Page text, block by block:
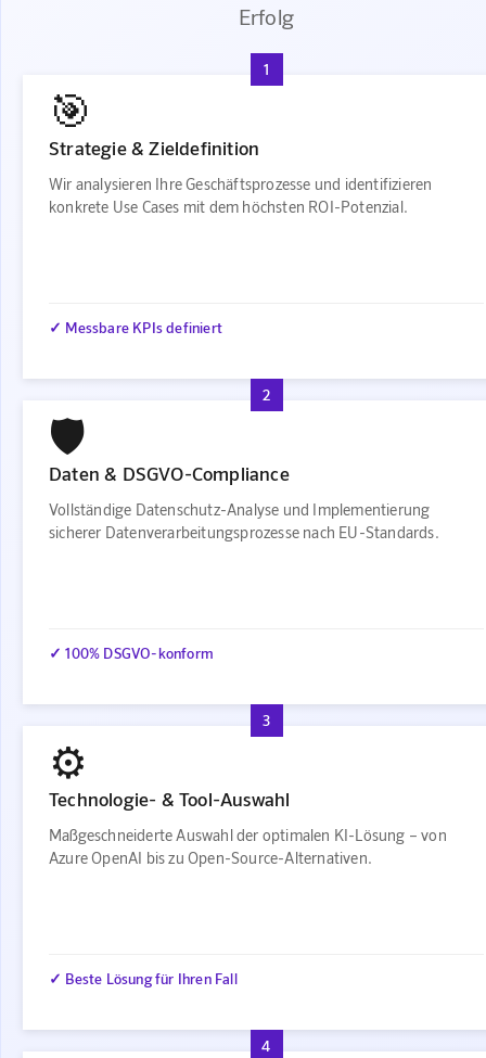
Erfolg
1
🎯
Strategie & Zieldefinition
Wir analysieren Ihre Geschäftsprozesse und identifizieren
konkrete Use Cases mit dem höchsten ROI-Potenzial.
✓ Messbare KPIs definiert
2
🛡️
Daten & DSGVO-Compliance
Vollständige Datenschutz-Analyse und Implementierung
sicherer Datenverarbeitungsprozesse nach EU-Standards.
✓ 100% DSGVO-konform
3
⚙️
Technologie- & Tool-Auswahl
Maßgeschneiderte Auswahl der optimalen KI-Lösung – von
Azure OpenAI bis zu Open-Source-Alternativen.
✓ Beste Lösung für Ihren Fall
4